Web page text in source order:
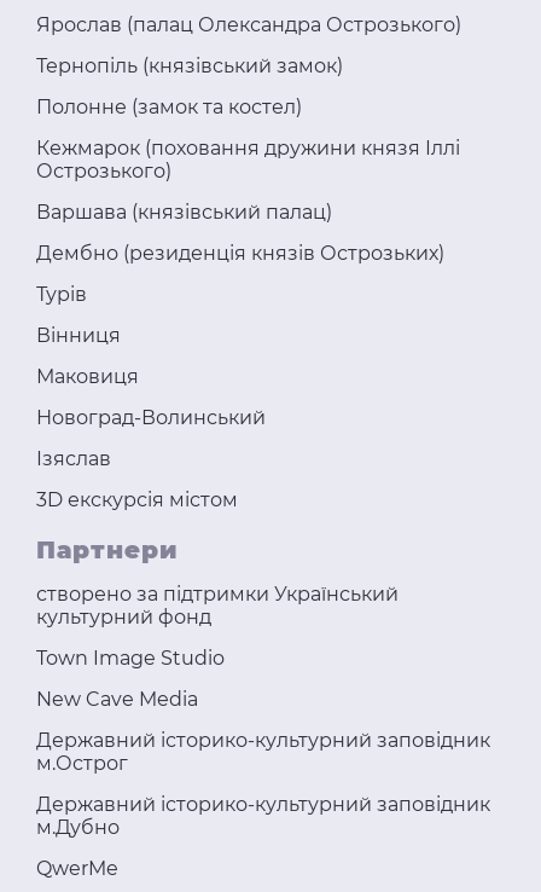
Ярослав (палац Олександра Острозького)
Тернопіль (князівський замок)
Полонне (замок та костел)
Кежмарок (поховання дружини князя Іллі
Острозького)
Варшава (князівський палац)
Дембно (резиденція князів Острозьких)
Турів
Вінниця
Маковиця
Новоград-Волинський
Ізяслав
3D екскурсія містом
Партнери
створено за підтримки Український
культурний фонд
Town Image Studio
New Cave Media
Державний історико-культурний заповідник
м.Острог
Державний історико-культурний заповідник
м.Дубно
QwerMe